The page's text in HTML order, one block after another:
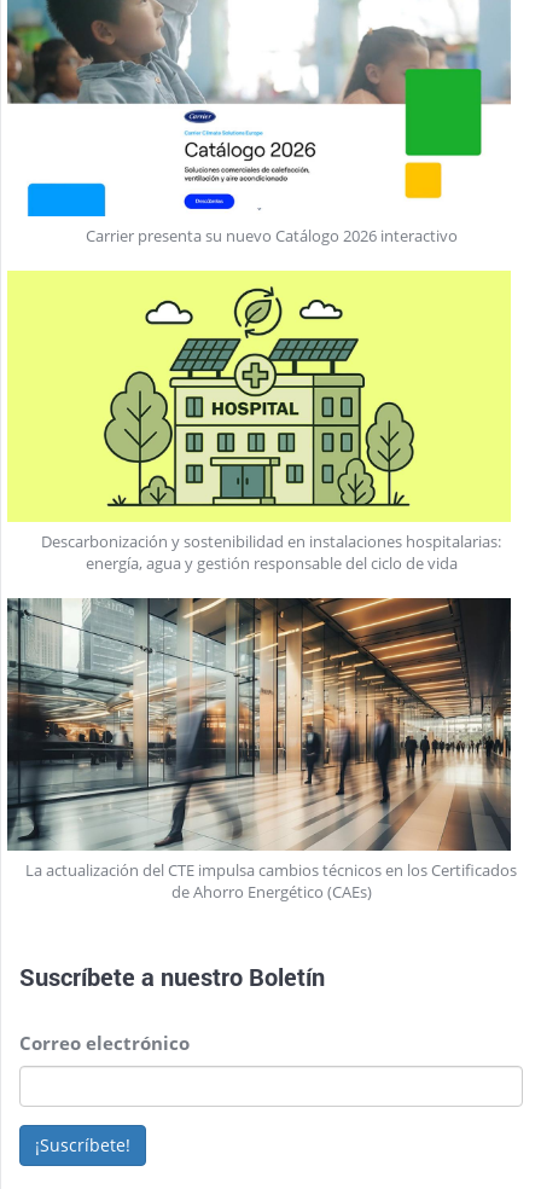
Carrier presenta su nuevo Catálogo 2026 interactivo
Descarbonización y sostenibilidad en instalaciones hospitalarias:
energía, agua y gestión responsable del ciclo de vida
La actualización del CTE impulsa cambios técnicos en los Certificados
de Ahorro Energético (CAEs)
Suscríbete a nuestro Boletín
Correo electrónico
¡Suscríbete!